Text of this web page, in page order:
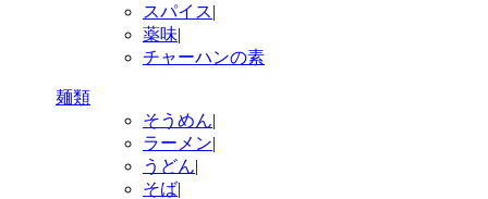
スパイス|
薬味|
チャーハンの素
麺類
そうめん|
ラーメン|
うどん|
そば|